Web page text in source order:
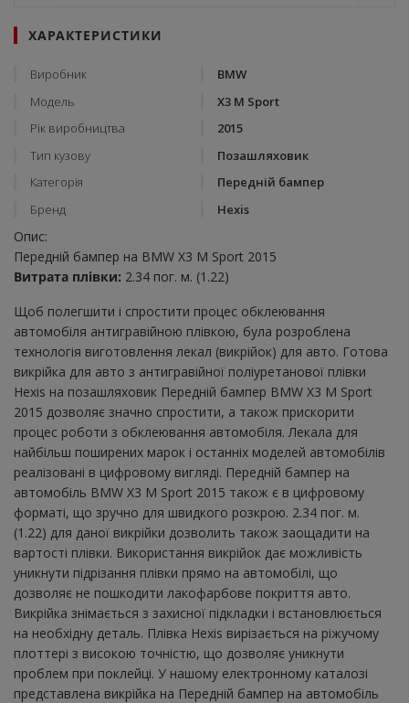
ХАРАКТЕРИСТИКИ
Виробник
BMW
Модель
X3 M Sport
Рік виробництва
2015
Тип кузову
Позашляховик
Категорія
Передній бампер
Бренд
Hexis
Опис:
Передній бампер на BMW X3 M Sport 2015
Витрата плівки: 2.34 пог. м. (1.22)
Щоб полегшити і спростити процес обклеювання
автомобіля антигравійною плівкою, була розроблена
технологія виготовлення лекал (викрійок) для авто. Готова
викрійка для авто з антигравійної поліуретанової плівки
Hexis на позашляховик Передній бампер BMW X3 M Sport
2015 дозволяє значно спростити, а також прискорити
процес роботи з обклеювання автомобіля. Лекала для
найбільш поширених марок і останніх моделей автомобілів
реалізовані в цифровому вигляді. Передній бампер на
автомобіль BMW X3 M Sport 2015 також є в цифровому
форматі, що зручно для швидкого розкрою. 2.34 пог. м.
(1.22) для даної викрійки дозволить також заощадити на
вартості плівки. Використання викрійок дає можливість
уникнути підрізання плівки прямо на автомобілі, що
дозволяє не пошкодити лакофарбове покриття авто.
Викрійка знімається з захисної підкладки і встановлюється
на необхідну деталь. Плівка Hexis вирізається на ріжучому
плоттері з високою точністю, що дозволяє уникнути
проблем при поклейці. У нашому електронному каталозі
представлена ​​викрійка на Передній бампер на автомобіль